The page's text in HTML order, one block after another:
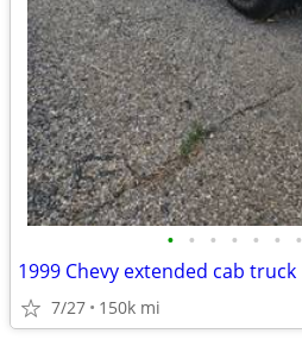
• • • • • • •
1999 Chevy extended cab truck
7/27 150k mi